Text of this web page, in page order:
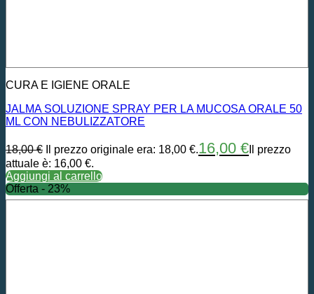
CURA E IGIENE ORALE
JALMA SOLUZIONE SPRAY PER LA MUCOSA ORALE 50
ML CON NEBULIZZATORE
18,00€ Il prezzo originale era: 18,00 €.16,00 € Il prezzo
attuale è: 16,00 €.
Aggiungi al carrello
Offerta - 23%